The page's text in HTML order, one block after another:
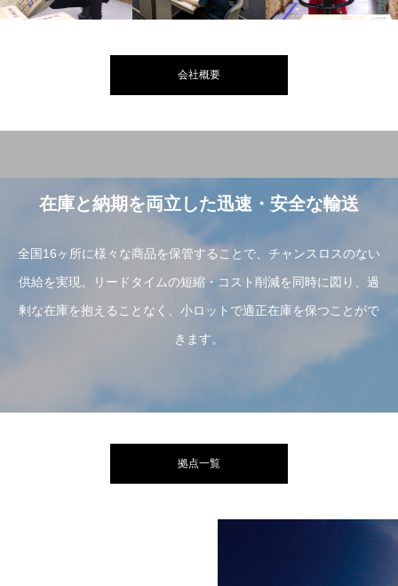
会社概要
在庫と納期を両立した迅速・安全な輸送
全国16ヶ所に様々な商品を保管することで、チャンスロスのない
供給を実現。リードタイムの短縮・コスト削減を同時に図り、過
剰な在庫を抱えることなく、小ロットで適正在庫を保つことがで
きます。
拠点一覧